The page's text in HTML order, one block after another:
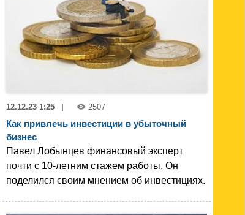
12.12.23 1:25 2507
Как привлечь инвестиции в убыточный
бизнес
Павел Лобынцев финансовый эксперт
почти с 10-летним стажем работы. Он
поделился своим мнением об инвестициях.